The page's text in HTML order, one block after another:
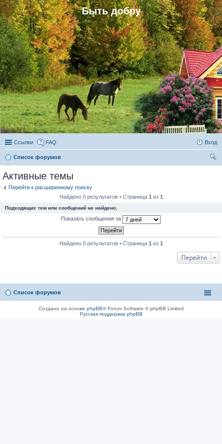
Быть добру
Ссылки FAQ Вход
Список форумов
Активные темы
Перейти к расширенному поиску
Найдено 0 результатов • Страница 1 из 1
Подходящих тем или сообщений не найдено.
Показать сообщения за
Найдено 0 результатов • Страница 1 из 1
Перейти
Список форумов
Создано на основе phpBB® Forum Software © phpBB Limited
Русская поддержка phpBB